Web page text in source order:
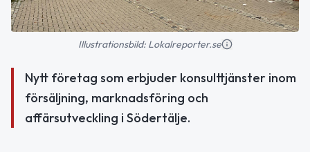
Illustrationsbild: Lokalreporter.se
Nytt företag som erbjuder konsulttjänster inom
försäljning, marknadsföring och
affärsutveckling i Södertälje.